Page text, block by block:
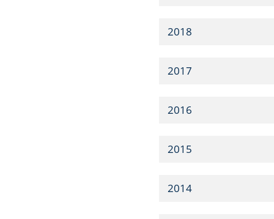
2018
2017
2016
2015
2014